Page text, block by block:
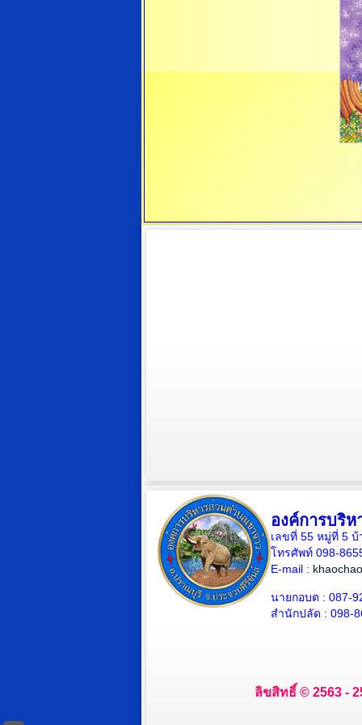
องค์การบริห
เลขที่ 55 หมู่ที่ 5
โทรศัพท์ 098-
E-mail :
นายกอบต : 087-
สำนักปลัด : 098-
ลิขสิทธิ์ © 2563 -